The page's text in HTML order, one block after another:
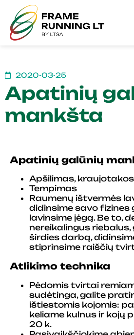
2020-03-25
Apatinių
mankšta
Apatinių galūnių
Apšilimas,
Tempimas
Raumenų ištvermės
didinsime savo fizines
lavinsime jėgą. Be to,
nereikalingus riebalus,
širdies darbą,
stiprinsime raiščių
Atlikimo technika
Pėdomis tvirtai
sudėtinga, galite
ištiestomis kojomis:
keliame kulnus ir kojų
20 k.